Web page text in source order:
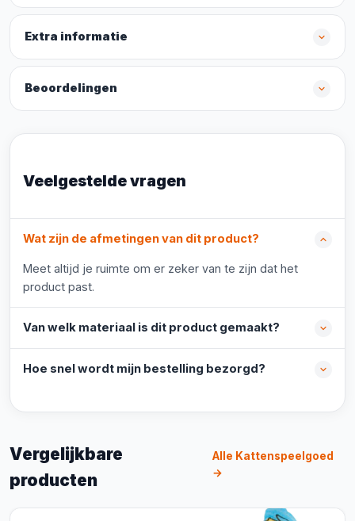
Extra informatie
Beoordelingen
Veelgestelde vragen
Wat zijn de afmetingen van dit product?
Meet altijd je ruimte om er zeker van te zijn dat het
product past.
Van welk materiaal is dit product gemaakt?
Hoe snel wordt mijn bestelling bezorgd?
Vergelijkbare
producten
Alle Kattenspeelgoed
→